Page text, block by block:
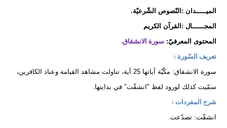
الميـــــدان :النّصوص الشّرعيّة.
المجــــــال :القرآن الكريم
المحتوى المعرفيّ: سورة الانشقاق.
تعريف السّورة :
سورة الانشقاق: مكّيّة آياتها 25 آية، تناولت مشاهد القيامة وعناد الكافرين،
سمّيت كذلك لورود لفظ "انشقّت" في بدايتها.
شرح المفردات :
انشقّت: تصدّعت.